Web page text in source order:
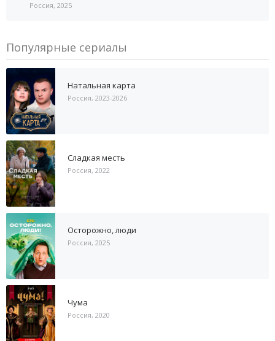
Россия, 2025
Популярные сериалы
Натальная карта
Россия, 2023-2026
Сладкая месть
Россия, 2022
Осторожно, люди
Россия, 2025
Чума
Россия, 2020